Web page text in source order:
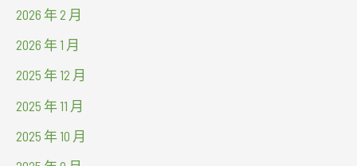
2026 年 2 月
2026 年 1 月
2025 年 12 月
2025 年 11 月
2025 年 10 月